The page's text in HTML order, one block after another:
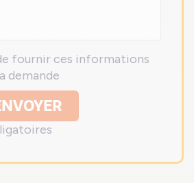
fournir ces informations
demande